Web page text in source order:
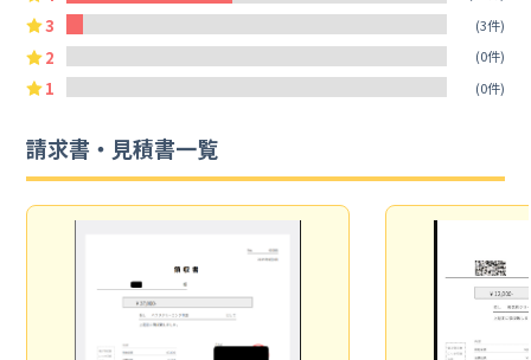
3 (3件)
2 (0件)
1 (0件)
請求書・見積書一覧